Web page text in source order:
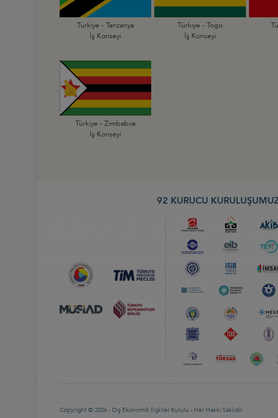
Türkiye - Tanzanya
İş Konseyi
Türkiye - Togo
İş Konseyi
Türkiye - Zimbabve
İş Konseyi
92 KURUCU
Copyright © 2026 - Dış Ekonomik İlişkiler Kurulu - Her Hakkı Saklıdır.